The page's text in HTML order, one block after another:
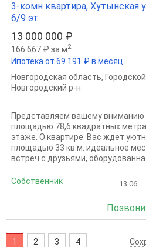
3-комн квартира, Хутынская
6/9 эт.
13 000 000 ₽
166 667 ₽ за м2
Ипотека от 69 191 ₽ в месяц
Новгородская область,
Новгородский р-н
Представляем вашему вниманию
площадью 78,6 квадратных
этаже. О квартире: Вас ждет
площадью 33 кв.м. идеальное
встреч с друзьями,
Собственник 13.06
1 2 3 4